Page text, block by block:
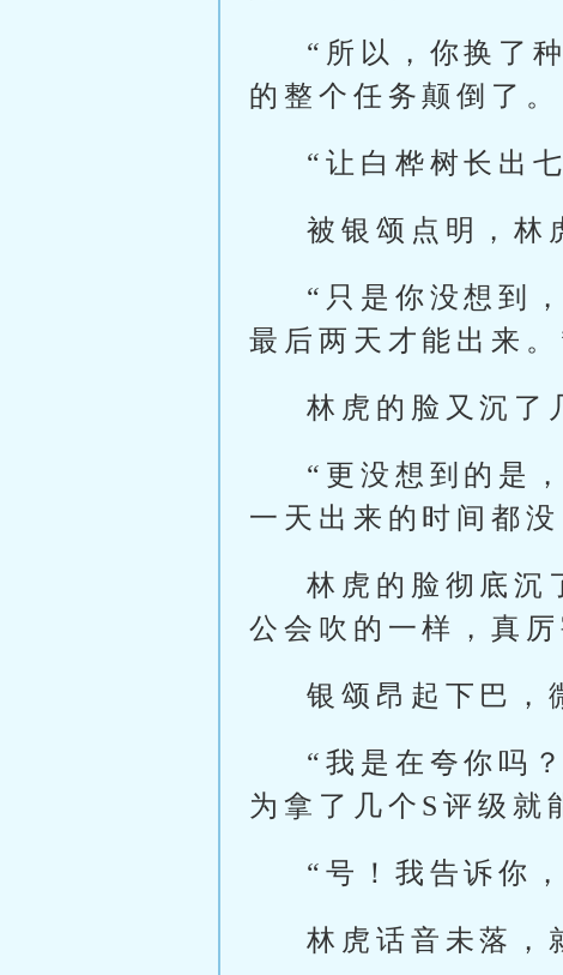
“所以，你换了
的整个任务颠倒了。
“让白桦树长出
被银颂点明，林
“只是你没想到
最后两天才能出来。
林虎的脸又沉了
“更没想到的是
一天出来的时间都没
林虎的脸彻底沉
公会吹的一样，真
银颂昂起下巴，
“我是在夸你吗
为拿了几个S评级就
“号！我告诉你
林虎话音未落，